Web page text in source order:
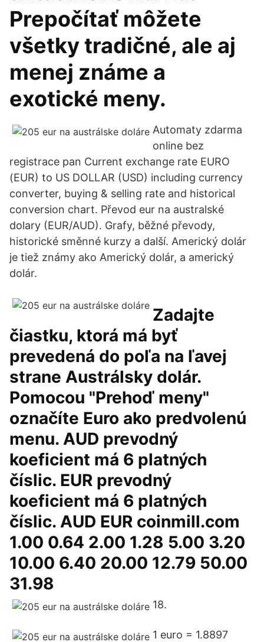
Prepočítať môžete
všetky tradičné, ale aj
menej známe a
exotické meny.
Automaty zdarma
online bez
registrace pan Current exchange rate EURO
(EUR) to US DOLLAR (USD) including currency
converter, buying & selling rate and historical
conversion chart. Převod eur na australské
dolary (EUR/AUD). Grafy, běžné převody,
historické směnné kurzy a další. Americký dolár
je tiež známy ako Americký dolár, a americký
dolár.
Zadajte
čiastku, ktorá má byť
prevedená do poľa na ľavej
strane Austrálsky dolár.
Pomocou "Prehoď meny"
označíte Euro ako predvolenú
menu. AUD prevodný
koeficient má 6 platných
číslic. EUR prevodný
koeficient má 6 platných
číslic. AUD EUR coinmill.com
1.00 0.64 2.00 1.28 5.00 3.20
10.00 6.40 20.00 12.79 50.00
31.98
18.
1 euro = 1.8897